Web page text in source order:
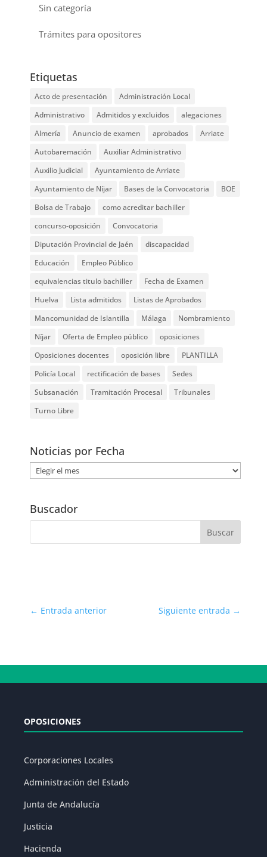
Sin categoría
Trámites para opositores
Etiquetas
Acto de presentación
Administración Local
Administrativo
Admitidos y excluidos
alegaciones
Almería
Anuncio de examen aprobados
Arriate
Autobaremación
Auxiliar Administrativo
Auxilio Judicial
Ayuntamiento de Arriate
Ayuntamiento de Níjar
Bases de la Convocatoria
BOE
Bolsa de Trabajo
como acreditar bachiller
concurso-oposición
Convocatoria
Diputación Provincial de Jaén
discapacidad
Educación
Empleo Público
equivalencias titulo bachiller
Fecha de Examen
Huelva
Lista admitidos
Listas de Aprobados
Mancomunidad de Islantilla
Málaga
Nombramiento
Níjar
Oferta de Empleo público
oposiciones
Oposiciones docentes
oposición libre
PLANTILLA
Policía Local
rectificación de bases
Sedes
Subsanación
Tramitación Procesal
Tribunales
Turno Libre
Noticias por Fecha
Noticias
por
Buscador
← Entrada anterior Siguiente entrada →
OPOSICIONES
Corporaciones Locales
Administración del Estado
Junta de Andalucía
Justicia
Hacienda